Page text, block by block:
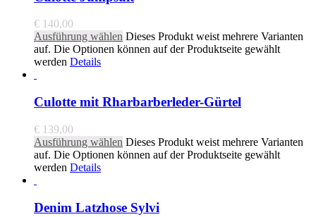
€ 140,00
Ausführung wählen Dieses Produkt weist mehrere Varianten
auf. Die Optionen können auf der Produktseite gewählt
werden Details
Culotte mit Rharbarberleder-Gürtel
€ 139,00
Ausführung wählen Dieses Produkt weist mehrere Varianten
auf. Die Optionen können auf der Produktseite gewählt
werden Details
Denim Latzhose Sylvi